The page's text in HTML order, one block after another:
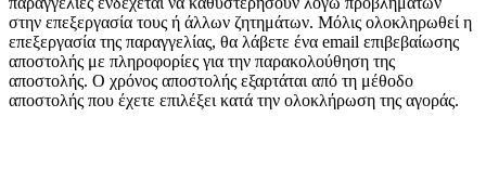
στην επεξεργασία τους ή άλλων ζητημάτων. Μόλις ολοκληρωθεί η
επεξεργασία της παραγγελίας, θα λάβετε ένα email επιβεβαίωσης
αποστολής με πληροφορίες για την παρακολούθηση της
αποστολής. Ο χρόνος αποστολής εξαρτάται από τη μέθοδο
αποστολής που έχετε επιλέξει κατά την ολοκλήρωση της αγοράς.